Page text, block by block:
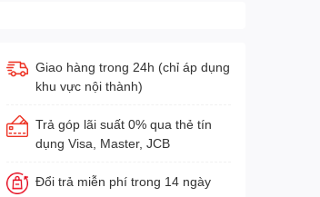
Giao hàng trong 24h (chỉ áp dụng
khu vực nội thành)
Trả góp lãi suất 0% qua thẻ tín
dụng Visa, Master, JCB
Đổi trả miễn phí trong 14 ngày